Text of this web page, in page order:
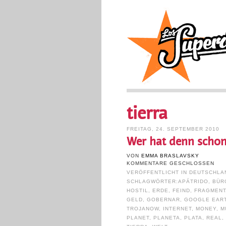
tierra
FREITAG, 24. SEPTEMBER 2010
Wer hat denn
VON EMMA BRASLAVSKY
KOMMENTARE GESCHLOSSEN
VERÖFFENTLICHT IN
SCHLAGWÖRTER:APÁTRIDO
HOSTIL
ERDE FEIND
GELD
GOBERNAR GOOGLE
TROJANOW, INTERNET, MONEY
PLANET, PLANETA PLATA REAL